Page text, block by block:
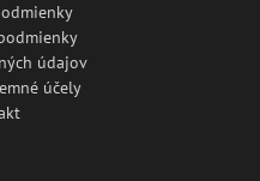
údajov
účely